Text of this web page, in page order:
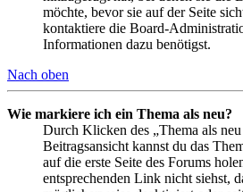
möchte, bevor sie auf der Seite
kontaktiere die Board-
Informationen dazu benötigst.
Nach oben
Wie markiere ich ein Thema als neu?
Durch Klicken des „Thema als
Beitragsansicht kannst du das
auf die erste Seite des Forums
entsprechenden Link nicht siehst,